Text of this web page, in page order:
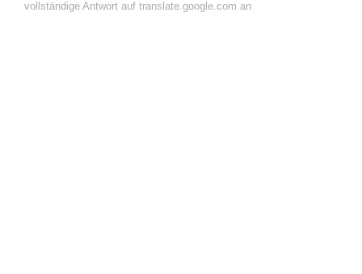
vollständige Antwort auf translate.google.com an